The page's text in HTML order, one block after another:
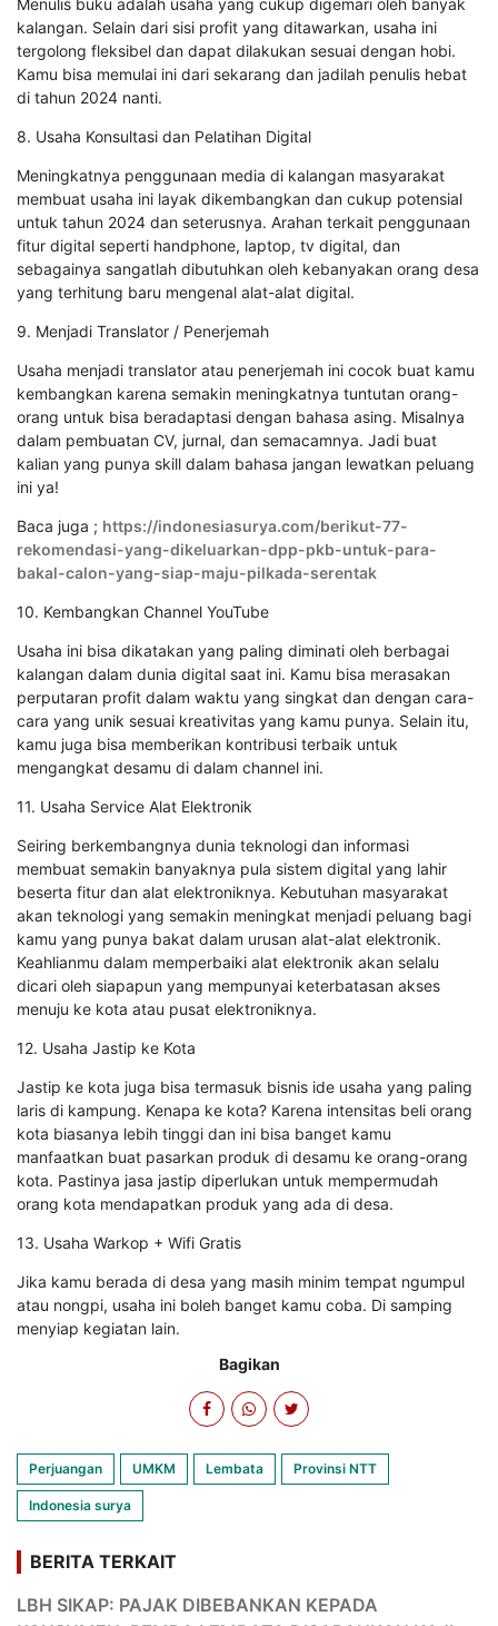
Menulis buku adalah usaha yang cukup digemari oleh banyak
kalangan. Selain dari sisi profit yang ditawarkan, usaha ini
tergolong fleksibel dan dapat dilakukan sesuai dengan hobi.
Kamu bisa memulai ini dari sekarang dan jadilah penulis hebat
di tahun 2024 nanti.
8. Usaha Konsultasi dan Pelatihan Digital
Meningkatnya penggunaan media di kalangan masyarakat
membuat usaha ini layak dikembangkan dan cukup potensial
untuk tahun 2024 dan seterusnya. Arahan terkait penggunaan
fitur digital seperti handphone, laptop, tv digital, dan
sebagainya sangatlah dibutuhkan oleh kebanyakan orang desa
yang terhitung baru mengenal alat-alat digital.
9. Menjadi Translator / Penerjemah
Usaha menjadi translator atau penerjemah ini cocok buat kamu
kembangkan karena semakin meningkatnya tuntutan orang-
orang untuk bisa beradaptasi dengan bahasa asing. Misalnya
dalam pembuatan CV, jurnal, dan semacamnya. Jadi buat
kalian yang punya skill dalam bahasa jangan lewatkan peluang
ini ya!
Baca juga ; https://indonesiasurya.com/berikut-77-
rekomendasi-yang-dikeluarkan-dpp-pkb-untuk-para-
bakal-calon-yang-siap-maju-pilkada-serentak
10. Kembangkan Channel YouTube
Usaha ini bisa dikatakan yang paling diminati oleh berbagai
kalangan dalam dunia digital saat ini. Kamu bisa merasakan
perputaran profit dalam waktu yang singkat dan dengan cara-
cara yang unik sesuai kreativitas yang kamu punya. Selain itu,
kamu juga bisa memberikan kontribusi terbaik untuk
mengangkat desamu di dalam channel ini.
11. Usaha Service Alat Elektronik
Seiring berkembangnya dunia teknologi dan informasi
membuat semakin banyaknya pula sistem digital yang lahir
beserta fitur dan alat elektroniknya. Kebutuhan masyarakat
akan teknologi yang semakin meningkat menjadi peluang bagi
kamu yang punya bakat dalam urusan alat-alat elektronik.
Keahlianmu dalam memperbaiki alat elektronik akan selalu
dicari oleh siapapun yang mempunyai keterbatasan akses
menuju ke kota atau pusat elektroniknya.
12. Usaha Jastip ke Kota
Jastip ke kota juga bisa termasuk bisnis ide usaha yang paling
laris di kampung. Kenapa ke kota? Karena intensitas beli orang
kota biasanya lebih tinggi dan ini bisa banget kamu
manfaatkan buat pasarkan produk di desamu ke orang-orang
kota. Pastinya jasa jastip diperlukan untuk mempermudah
orang kota mendapatkan produk yang ada di desa.
13. Usaha Warkop + Wifi Gratis
Jika kamu berada di desa yang masih minim tempat ngumpul
atau nongpi, usaha ini boleh banget kamu coba. Di samping
menyiap kegiatan lain.
Bagikan
Perjuangan UMKM Lembata Provinsi NTT
Indonesia surya
BERITA TERKAIT
LBH SIKAP: PAJAK DIBEBANKAN KEPADA